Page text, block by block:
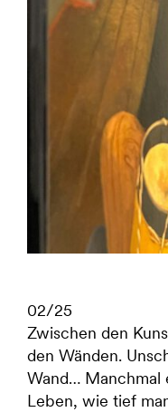
LinkedIn
Instagram
02/25
Zwischen den
den Wänden.
Wand… Manchmal
Leben, wie tief